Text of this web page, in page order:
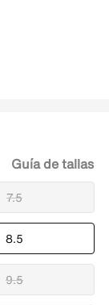
7.5
8.5
9.5
Guía de tallas